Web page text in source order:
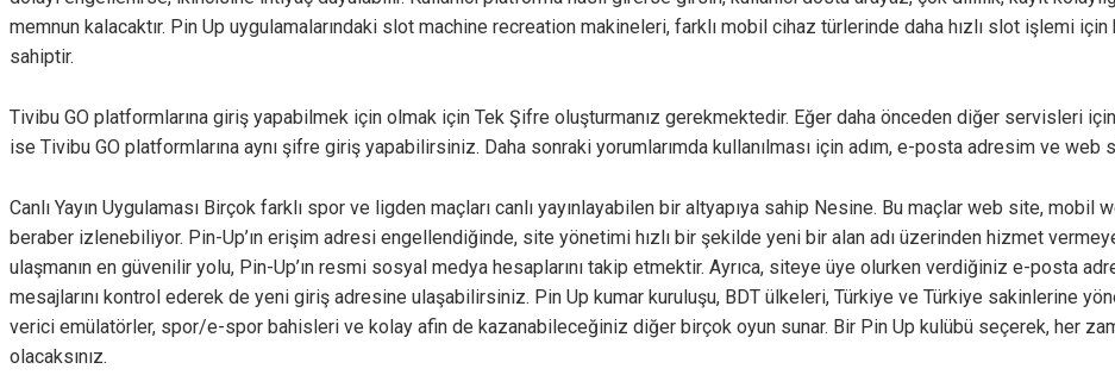
memnun kalacaktır. Pin Up uygulamalarındaki slot machine recreation makineleri, farklı mobil cihaz türlerinde daha hızlı slot işlemi
sahiptir.
Tivibu GO platformlarına giriş yapabilmek için olmak için Tek Şifre oluşturmanız gerekmektedir. Eğer daha önceden diğer servisleri
ise Tivibu GO platformlarına aynı şifre giriş yapabilirsiniz. Daha sonraki yorumlarımda kullanılması için adım, e-posta adresim ve web
Canlı Yayın Uygulaması Birçok farklı spor ve ligden maçları canlı yayınlayabilen bir altyapıya sahip Nesine. Bu maçlar web site,
beraber izlenebiliyor. Pin-Up’ın erişim adresi engellendiğinde, site yönetimi hızlı bir şekilde yeni bir alan adı üzerinden hizmet
ulaşmanın en güvenilir yolu, Pin-Up’ın resmi sosyal medya hesaplarını takip etmektir. Ayrıca, siteye üye olurken verdiğiniz e-posta
mesajlarını kontrol ederek de yeni giriş adresine ulaşabilirsiniz. Pin Up kumar kuruluşu, BDT ülkeleri, Türkiye ve Türkiye sakinlerine
verici emülatörler, spor/e-spor bahisleri ve kolay afin de kazanabileceğiniz diğer birçok oyun sunar. Bir Pin Up kulübü seçerek, her
olacaksınız.